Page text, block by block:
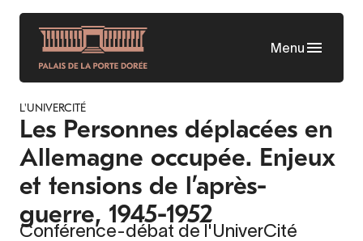
Aller
contenu
principal
Menu
L'UNIVERCITÉ
Les Personnes déplacées en
Allemagne occupée. Enjeux
et tensions de l’après-
guerre, 1945-1952
Conférence-débat de l'UniverCité